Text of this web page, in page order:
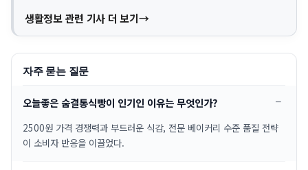
생활정보 관련 기사 더 보기
자주 묻는 질문
오늘좋은 숨결통식빵이 인기인 이유는 무엇인가?
2500원 가격 경쟁력과 부드러운 식감, 전문 베이커리 수준 품질 전략
이 소비자 반응을 이끌었다.